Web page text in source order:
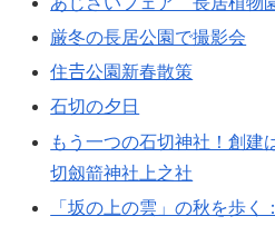
厳冬の長居公園で撮影会
住𠮷公園新春散策
石切の夕日
もう一つの石切神社！創建
切劔箭神社上之社
「坂の上の雲」の秋を歩